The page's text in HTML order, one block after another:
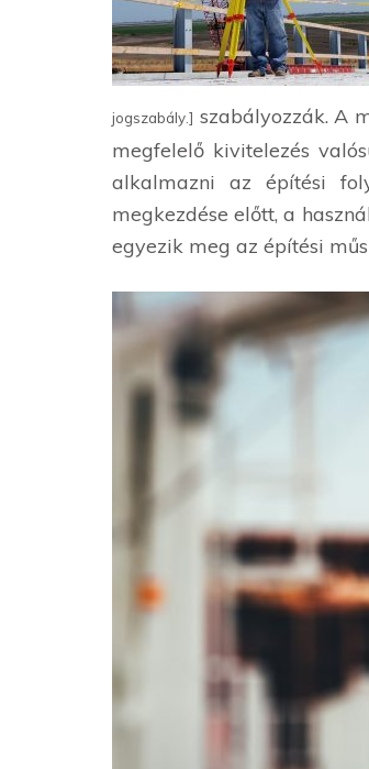
jogszabály.] szabályozzák. A
megfelelő kivitelezés
alkalmazni az építési
megkezdése előtt, a
egyezik meg az építési